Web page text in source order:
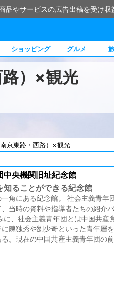
品やサービスの広告出稿を受け収
ショッピング グルメ
）×観光
京東路・西路）×観光
中央機関旧址紀念館
知ることができる紀念館
角にある紀念館。 社会主義青年
当時の資料や指導者たちの紹介
に、社会主義青年団とは中国共産
陳独秀や劉少奇といった青年層
。現在の中国共産主義青年団の前